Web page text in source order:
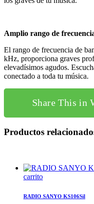
Amplio rango de
El rango de frecuencia de
kHz, proporciona graves
elevadísimos agudos.
conectado a toda tu música.
Share This in
Productos
carrito
RADIO SANYO KS106Sil